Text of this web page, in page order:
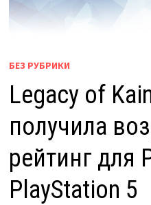
БЕЗ РУБРИКИ
Legacy of
получила
рейтинг для
PlayStation 5